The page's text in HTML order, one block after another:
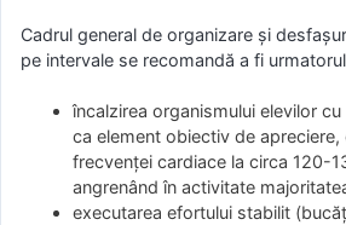
Cadrul general de organizare şi
pe intervale se recomandă a fi
încalzirea organismului elevilor
ca element obiectiv de apreciere,
frecvenţei cardiace la circa 120-
angrenând în activitate
executarea efortului stabilit